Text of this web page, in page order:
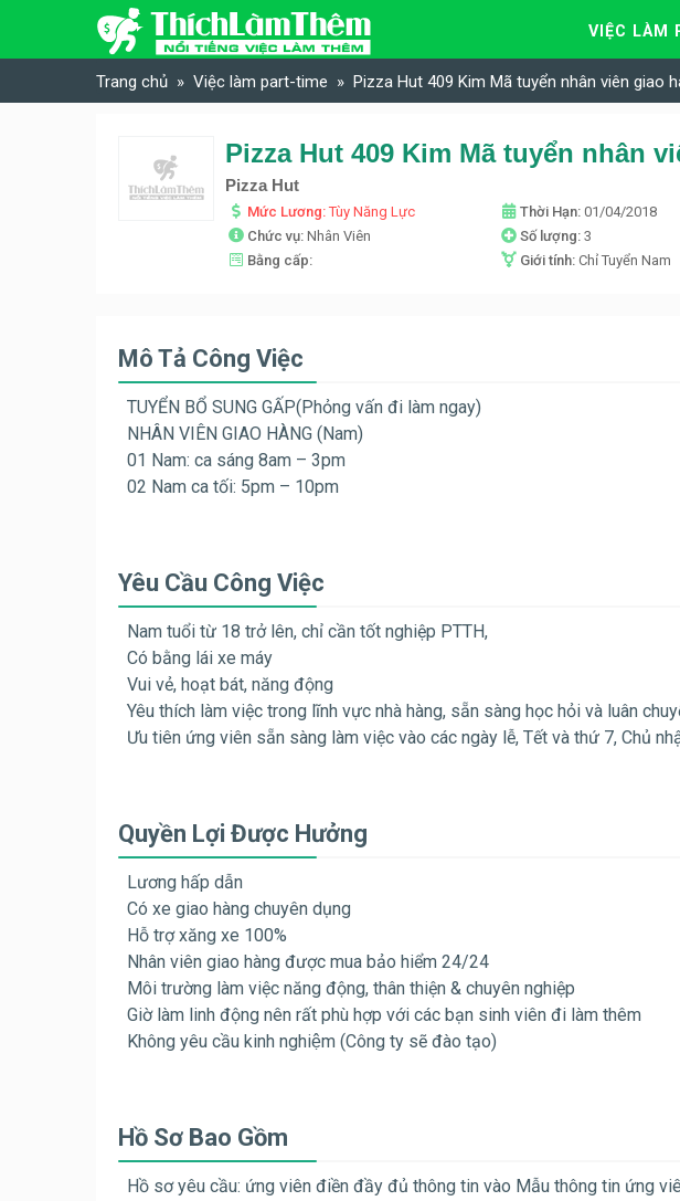
Skip to content
VIỆC LÀM
Trang chủ Việc làm part-time Pizza Hut 409 Kim Mã tuyển nhân viên giao
Pizza Hut 409 Kim Mã tuyển nhân
Pizza Hut
Mức Lương:Tùy Năng Lực Thời Hạn: 01/04/2018
Chức vụ: Nhân Viên Số lượng: 3
Bằng cấp:
Giới tính: Chỉ Tuyển Nam
Mô Tả Công Việc
TUYỂN BỔ SUNG GẤP(Phỏng vấn đi làm ngay)
NHÂN VIÊN GIAO HÀNG (Nam)
01 Nam: ca sáng 8am – 3pm
02 Nam ca tối: 5pm – 10pm
Yêu Cầu Công Việc
Nam tuổi từ 18 trở lên, chỉ cần tốt nghiệp PTTH,
Có bằng lái xe máy
Vui vẻ, hoạt bát, năng động
Yêu thích làm việc trong lĩnh vực nhà hàng, sẵn sàng học hỏi và luân
Ưu tiên ứng viên sẵn sàng làm việc vào các ngày lễ, Tết và thứ 7, Chủ
Quyền Lợi Được Hưởng
Lương hấp dẫn
Có xe giao hàng chuyên dụng
Hỗ trợ xăng xe 100%
Nhân viên giao hàng được mua bảo hiểm 24/24
Môi trường làm việc năng động, thân thiện & chuyên nghiệp
Giờ làm linh động nên rất phù hợp với các bạn sinh viên đi làm thêm
Không yêu cầu kinh nghiệm (Công ty sẽ đào tạo)
Hồ Sơ Bao Gồm
Hồ sơ yêu cầu: ứng viên điền đầy đủ thông tin vào Mẫu thông tin ứng